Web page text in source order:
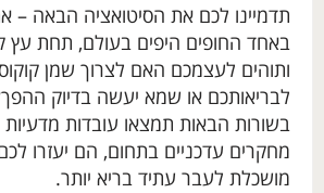
תדמיינו לכם את הסיטואציה הבאה –
באחד החופים היפים בעולם, תחת עץ
ותוהים לעצמכם האם לצרוך שמן
לבריאותכם או שמא יעשה בדיוק
בשורות הבאות תמצאו עובדות מדעיות
מחקרים עדכניים בתחום, הם יעזרו
מושכלת לעבר עתיד בריא יותר.